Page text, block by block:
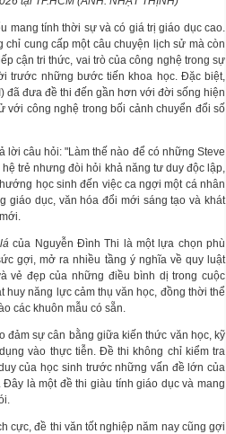
mang tính thời sự và có giá trị giáo dục cao.
cung cấp một câu chuyện lịch sử mà còn
cận tri thức, vai trò của công nghệ trong sự
trước những bước tiến khoa học. Đặc biệt,
đã đưa đề thi đến gần hơn với đời sống hiện
với công nghệ trong bối cảnh chuyển đổi số
lời câu hỏi: "Làm thế nào để có những Steve
trẻ nhưng đòi hỏi khả năng tư duy độc lập,
học sinh đến việc ca ngợi một cá nhân
giáo dục, văn hóa đổi mới sáng tạo và khát
của Nguyễn Đình Thi là một lựa chọn phù
gợi, mở ra nhiều tầng ý nghĩa về quy luật
vẻ đẹp của những điều bình dị trong cuộc
năng lực cảm thụ văn học, đồng thời thể
các khuôn mẫu có sẵn.
đảm sự cân bằng giữa kiến thức văn học, kỹ
vào thực tiễn. Đề thi không chỉ kiểm tra
của học sinh trước những vấn đề lớn của
là một đề thi giàu tính giáo dục và mang
cực, đề thi văn tốt nghiệp năm nay cũng gợi